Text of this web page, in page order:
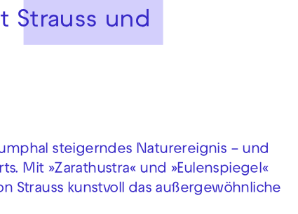
Strauss und
steigerndes Naturereignis – und
Mit »Zarathustra« und »Eulenspiegel«
Strauss kunstvoll das außergewöhnliche